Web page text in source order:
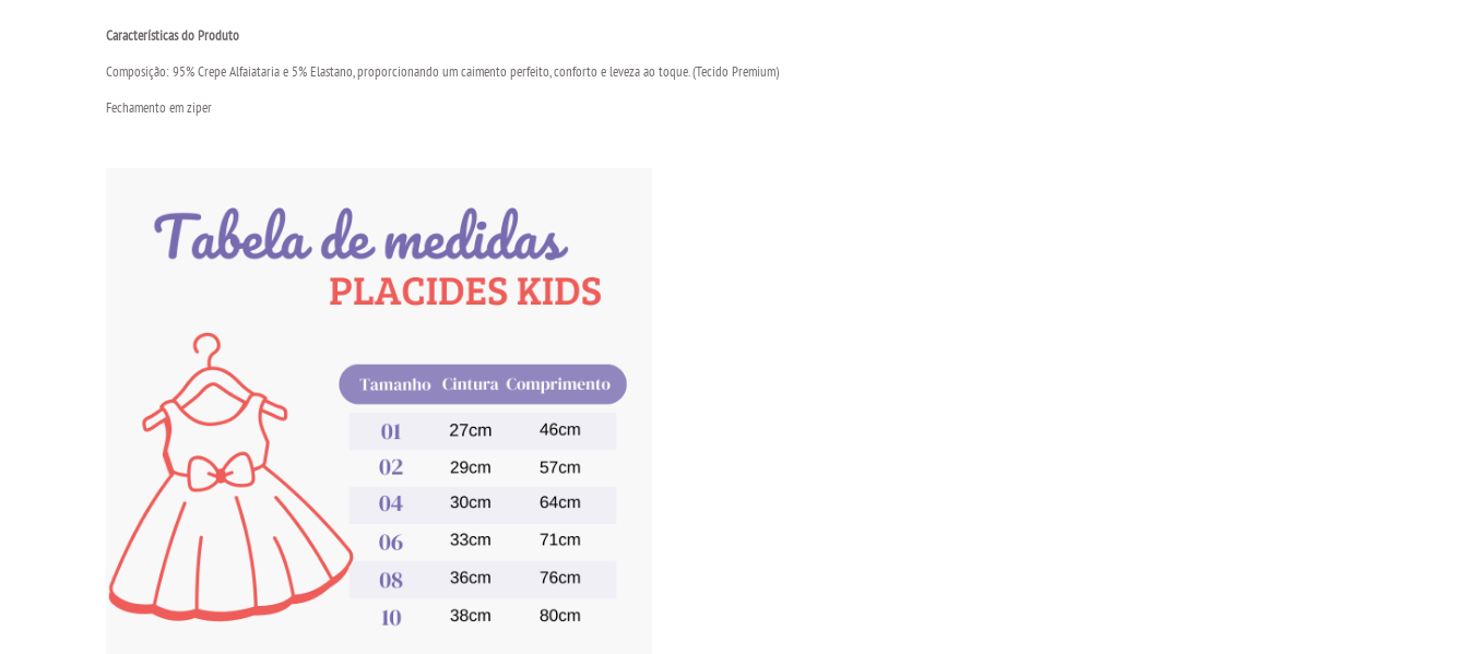
Características do Produto
Composição: 95% Crepe Alfaiataria e 5% Elastano, proporcionando um caimento perfeito, conforto e leveza ao toque. (Tecido Premium)
Fechamento em ziper